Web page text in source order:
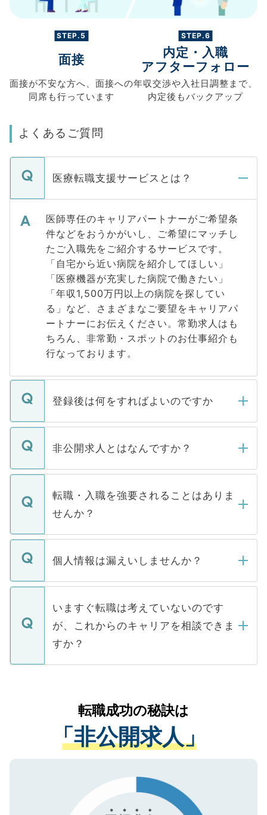
STEP.5
面接
面接が不安な方へ、 面接への
同席も行っています
STEP.6
内定・入職
アフターフォロー
年収交渉や入社日調整まで、
内定後もバックアップ
よくあるご質問
医療転職支援サービスとは？
医師専任のキャリアパートナーがご希望条
件などをおうかがいし、ご希望にマッチし
たご入職先をご紹介するサービスです。
「自宅から近い病院を紹介してほしい」
「医療機器が充実した病院で働きたい」
「年収1,500万円以上の病院を探してい
る」など、さまざまなご要望をキャリアパ
ートナーにお伝えください。常勤求人はも
ちろん、非常勤・スポットのお仕事紹介も
行なっております。
登録後は何をすればよいのですか
ご登録いただきましたら、弊社担当者がご
登録内容を確認し、その後メールもしくは
ます。通常、5営業日以内にはご連絡をせて
いただきますので、しばらくお待ちくださ
非公開求人とはなんですか？
マイナビDOCTORで取り扱っている求人の
うち約3割は、Webサイトからご覧いただ
けない「非公開求人」です。非公開求人は
下記の理由によって、一般には公開してい
ません。
■応募殺到を避けるため 人気のある医療機
関を公にしてしまうと、応募が殺到する場
に、医療機関が求める条件に合った人材の
みを人材紹介会社に依頼するケースが増え
ています。
転職・入職を強要されることはありま
せんか？
転職・入職を強要することは一切ありませ
ん。また、仮に応募先から内定をいただい
定を承諾する必要はありません。内定先へ
の辞退の連絡はキャリアパートナーが行い
個人情報は漏えいしませんか？
個人情報が漏えいすることはありませんの
で、ご安心ください。当サイトからの登録
などで収集したご登録者様の個人情報は、
ご本人のキャリアアップおよび転職活動の
支援を目的に使用いたします。お預かりし
ているすべての個人データはご本人の許可
は、個人情報の取り扱いについての厳密な
管理基準を満たした事業者のみに付与され
る、プライバシーマークを取得済みです。
で、機密保持に関してもご安心ください。
いますぐ転職は考えていないのです
が、これからのキャリアを相談できま
すか？
かがいして、現在の医療機関の状況や紹介
経験をまじえながら、適切なアドバイスを
させていただきます。すぐにご転職をされ
ない方には、長期的なサポートが可能です
ので、まずはご登録ください。
転職成功の秘訣は
「非公開求人」